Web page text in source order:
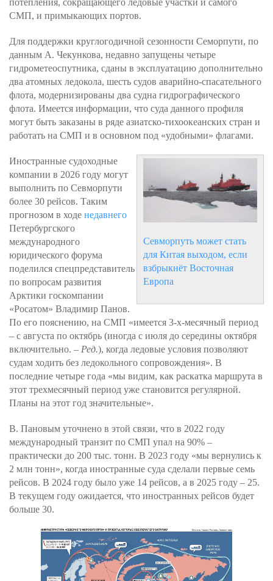
потепления, сокращающего ледовые участки и самого
СМП, и примыкающих портов.
Для поддержки круглогодичной сезонности Семорпути, по
данным А. Чекункова, недавно запущены четыре
гидрометеоспутника, сданы в эксплуатацию дополнительно
два атомных ледокола, шесть судов аварийно-спасательного
флота, модернизированы два судна гидрографического
флота. Имеется информации, что суда данного профиля
могут быть заказаны в ряде азиатско-тихоокеанских стран и
работать на СМП и в основном под «удобными» флагами.
Севморпуть может стать
для Китая выходом, если
взбрыкнёт Восточная
Европа
Иностранные судоходные
компании в 2026 году могут
выполнить по Севморпути
более 30 рейсов. Таким
прогнозом в ходе недавнего
Петербургского
международного
юридического форума
поделился спецпредставитель
по вопросам развития
Арктики госкомпании
«Росатом» Владимир Панов.
По его пояснению, на СМП «имеется 3-х-месячный период
– с августа по октябрь (иногда с июля до середины октября
включительно. – Ред.), когда ледовые условия позволяют
судам ходить без ледокольного сопровождения». В
последние четыре года «мы видим, как раскатка маршрута в
этот трехмесячный период уже становится регулярной.
Планы на этот год значительные».
В. Пановым уточнено в этой связи, что в 2022 году
международный транзит по СМП упал на 90% –
практически до 200 тыс. тонн. В 2023 году «мы вернулись к
2 млн тонн», когда иностранные суда сделали первые семь
рейсов. В 2024 году было уже 14 рейсов, а в 2025 году – 25.
В текущем году ожидается, что иностранных рейсов будет
больше 30.